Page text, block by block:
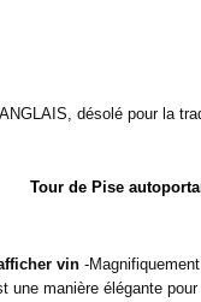
désolé pour la
Tour de Pise
vin-
une manière élégante